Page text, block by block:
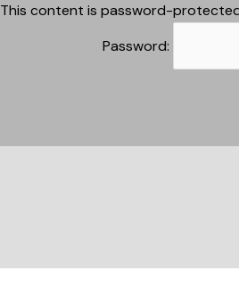
This content is password-
Password: